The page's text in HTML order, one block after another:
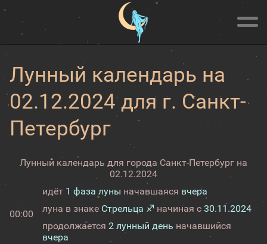
Лунный календарь на
02.12.2024 для г. Санкт-
Петербург
Лунный календарь для города Санкт-Петербург на
02.12.2024
00:00
идёт 1 фаза луны начавшаяся вчера
луна в знаке Стрельца ♐ начиная с 30.11.2024
продолжается 2 лунный день начавшийся
вчера